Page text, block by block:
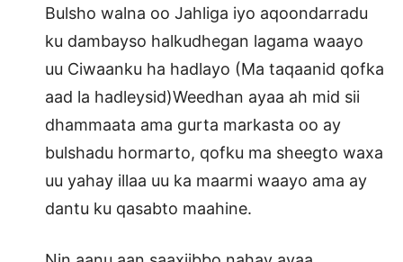
Bulsho walna oo Jahliga iyo aqoondarradu
ku dambayso halkudhegan lagama waayo
uu Ciwaanku ha hadlayo (Ma taqaanid qofka
aad la hadleysid)Weedhan ayaa ah mid sii
dhammaata ama gurta markasta oo ay
bulshadu hormarto, qofku ma sheegto waxa
uu yahay illaa uu ka maarmi waayo ama ay
dantu ku qasabto maahine.